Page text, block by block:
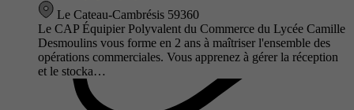
Le Cateau-Cambrésis 59360
Le CAP Équipier Polyvalent du Commerce du Lycée Camille
Desmoulins vous forme en 2 ans à maîtriser l'ensemble des
opérations commerciales. Vous apprenez à gérer la réception
et le stocka…